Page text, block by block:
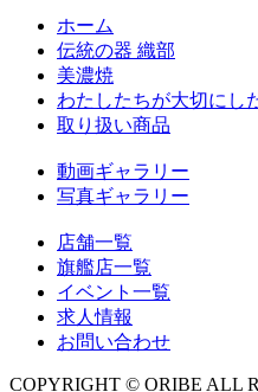
ホーム
伝統の器 織部
美濃焼
わたしたちが大切にし
取り扱い商品
動画ギャラリー
写真ギャラリー
店舗一覧
旗艦店一覧
イベント一覧
求人情報
お問い合わせ
COPYRIGHT © ORIBE ALL